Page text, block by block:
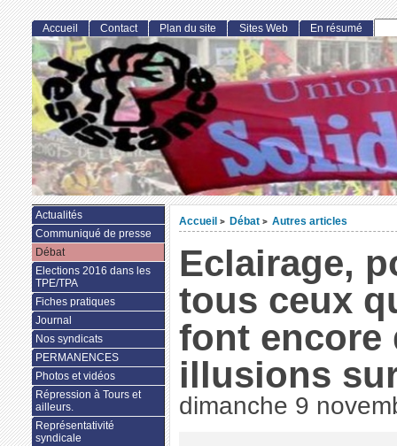
Accueil > Débat > Autres articles
Eclairage,
tous ceux
font encore
illusions
dimanche 9
Accueil Contact Plan du site Sites Web En résumé
Actualités
Communiqué de presse
Débat
Elections 2016 dans les
TPE/TPA
Fiches pratiques
Journal
Nos syndicats
PERMANENCES
Photos et vidéos
Répression à Tours et
ailleurs.
Représentativité
syndicale